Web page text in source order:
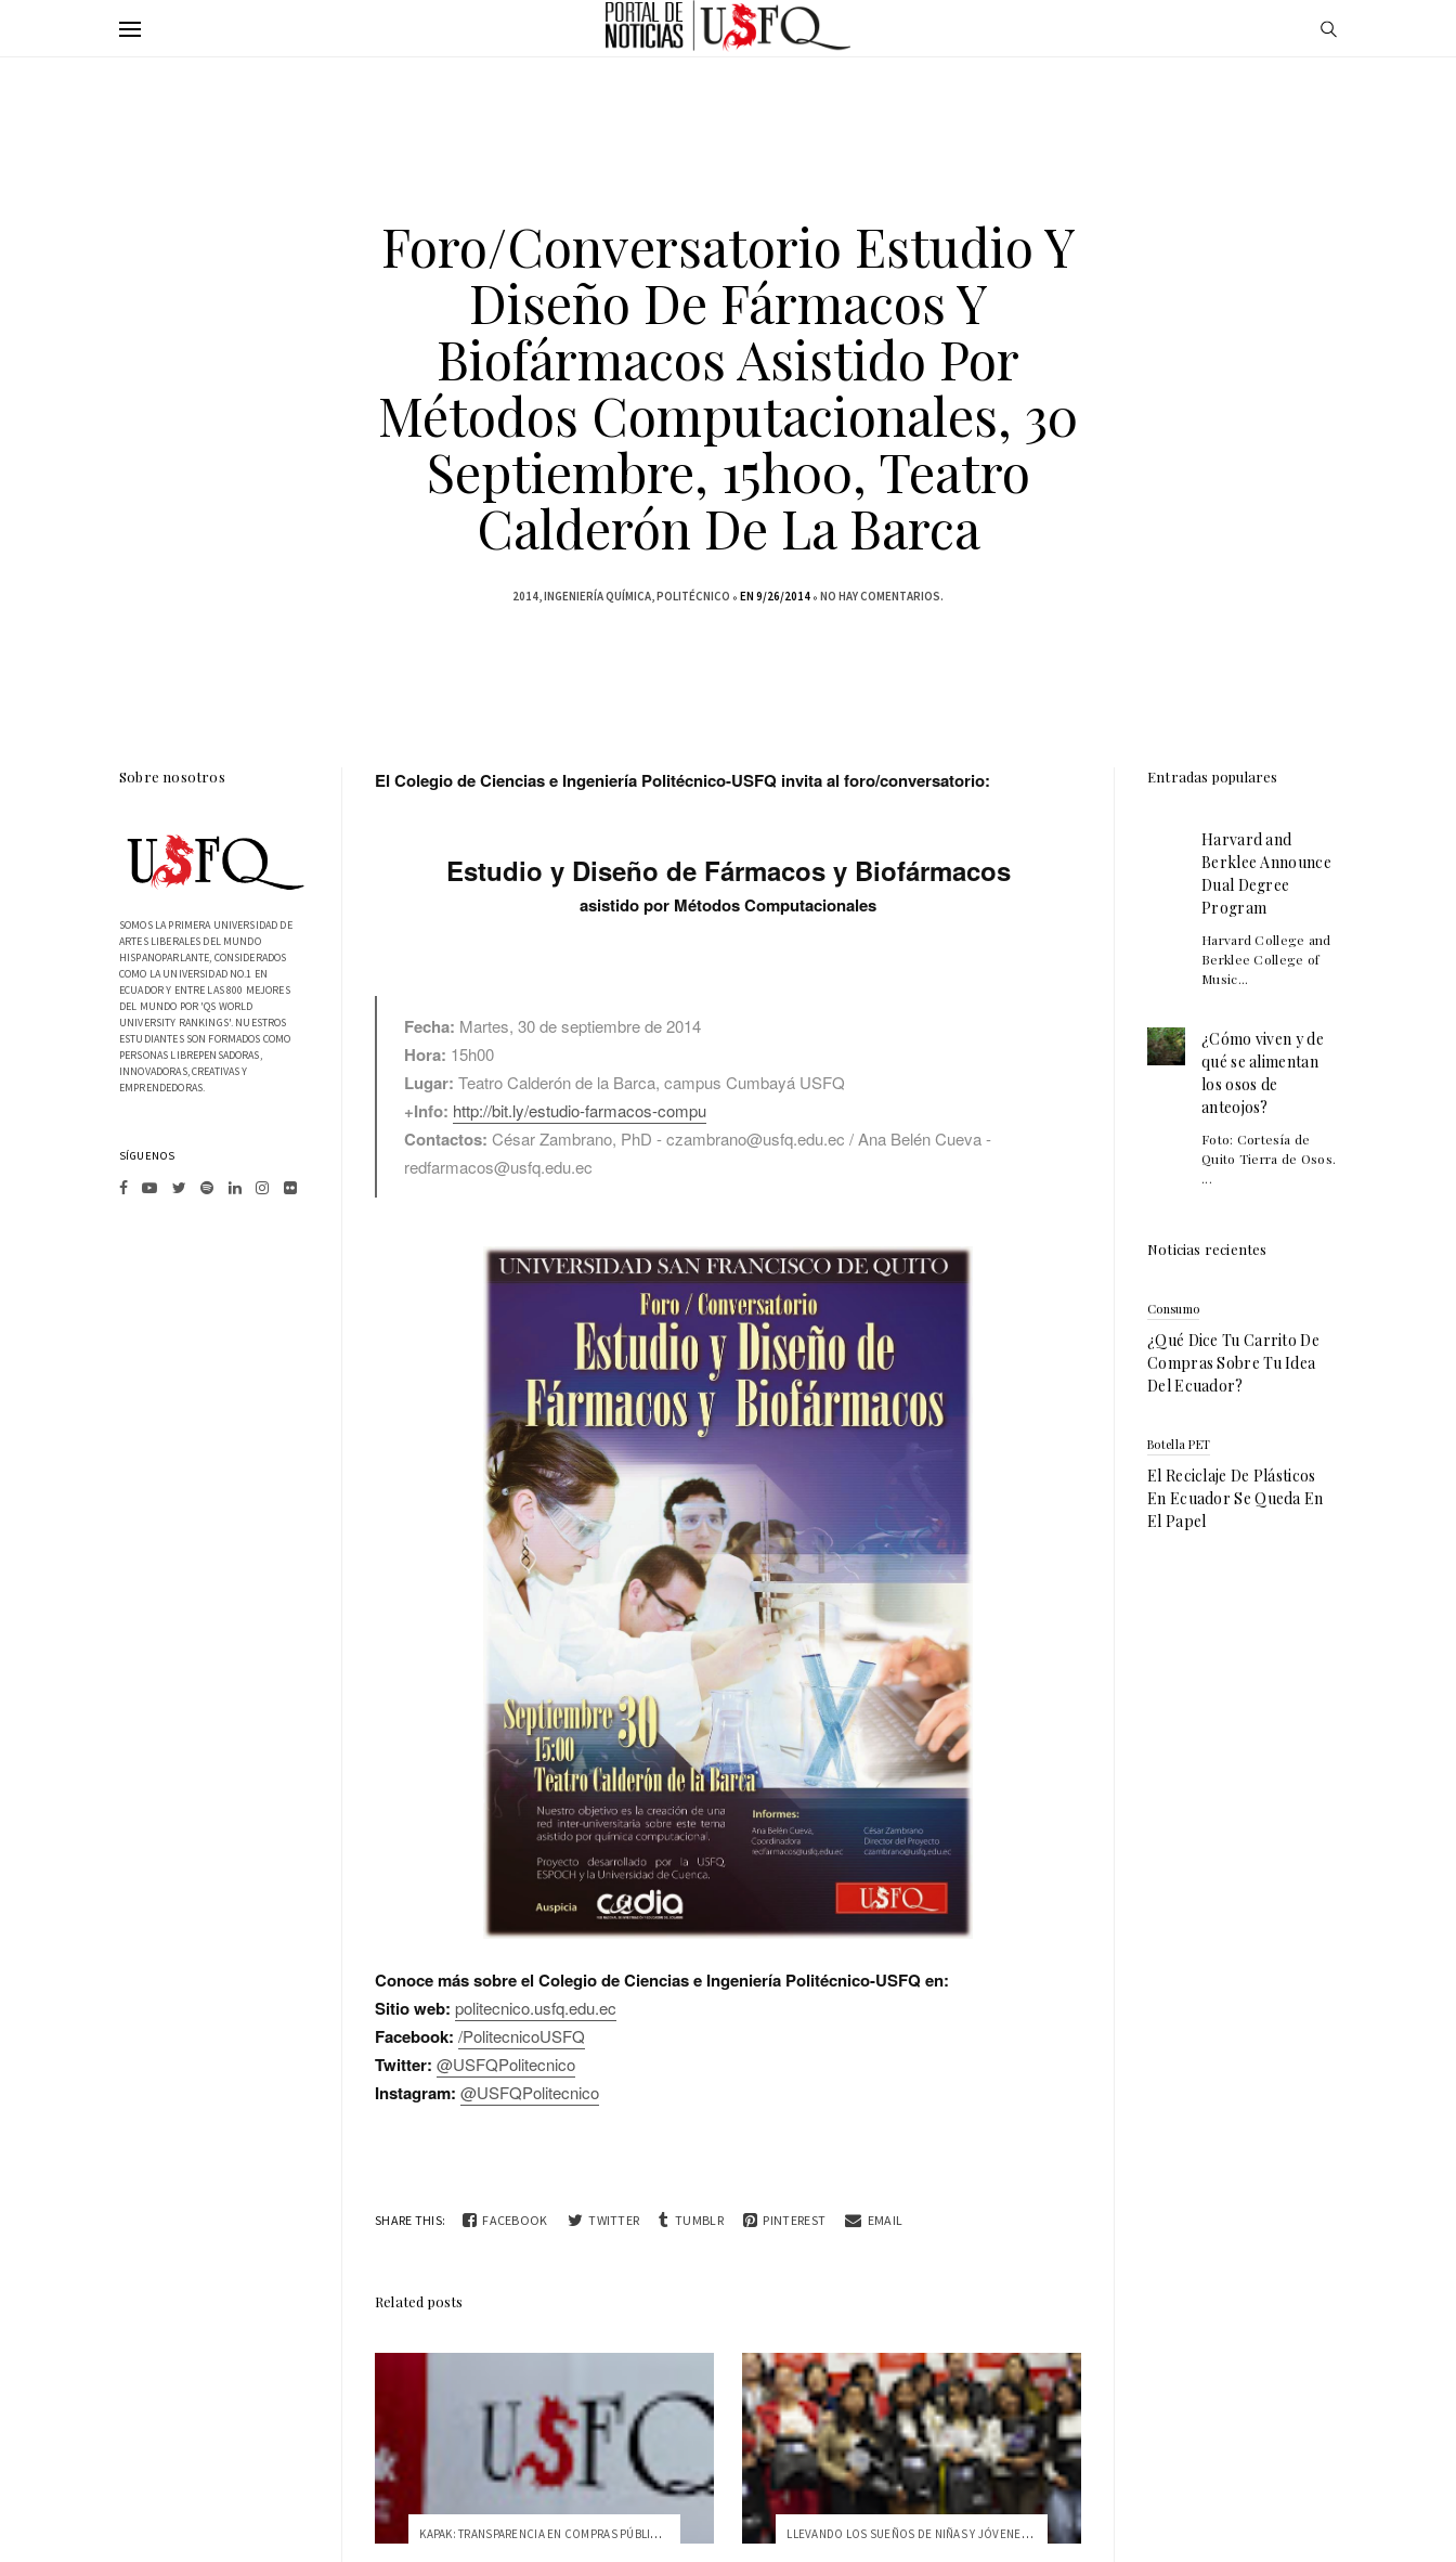
Foro/Conversatorio Estudio Y
Diseño De Fármacos Y
Biofármacos Asistido Por
Métodos Computacionales, 30
Septiembre, 15h00, Teatro
Calderón De La Barca
2014 INGENIERÍA QUÍMICA POLITÉCNICO EN 9/26/2014 NO HAY COMENTARIOS.
El Colegio de Ciencias e Ingeniería Politécnico-USFQ invita al foro/conversatorio:
Estudio y Diseño de Fármacos y Biofármacos
asistido por Métodos Computacionales
Fecha: Martes, 30 de septiembre de 2014
Hora: 15h00
Lugar: Teatro Calderón de la Barca, campus Cumbayá USFQ
+Info: http://bit.ly/estudio-farmacos-compu
Contactos: César Zambrano, PhD - czambrano@usfq.edu.ec / Ana Belén Cueva -
redfarmacos@usfq.edu.ec
Conoce más sobre el Colegio deCiencias e Ingeniería Politécnico-USFQen:
Sitio web: politecnico.usfq.edu.ec
Facebook: /PolitecnicoUSFQ
Twitter: @USFQPolitecnico
Instagram: @USFQPolitecnico
SHARE THIS: FACEBOOK TWITTER TUMBLR PINTEREST EMAIL
Related posts
KAPAK: TRANSPARENCIA EN COMPRAS PÚBLICAS LLEVANDO LOS SUEÑOS DE NIÑAS Y JÓVENES A LA NASA
Sobre nosotros
SOMOS LA PRIMERA UNIVERSIDAD DE
ARTES LIBERALES DEL MUNDO
HISPANOPARLANTE, CONSIDERADOS
COMO LA UNIVERSIDAD NO.1 EN
ECUADOR Y ENTRE LAS 800 MEJORES
DEL MUNDO POR 'QS WORLD
UNIVERSITY RANKINGS'. NUESTROS
ESTUDIANTES SON FORMADOS COMO
PERSONAS LIBREPENSADORAS,
INNOVADORAS, CREATIVAS Y
EMPRENDEDORAS.
SÍGUENOS
Entradas populares
Harvard and
Berklee Announce
Dual Degree
Program
Harvard College and
Berklee College of
Music...
¿Cómo viven y de
qué se alimentan
los osos de
anteojos?
Foto: Cortesía de
Quito Tierra de Osos.
...
Noticias recientes
Consumo
¿Qué Dice Tu Carrito De
Compras Sobre Tu Idea
Del Ecuador?
Botella PET
El Reciclaje De Plásticos
En Ecuador Se Queda En
El Papel